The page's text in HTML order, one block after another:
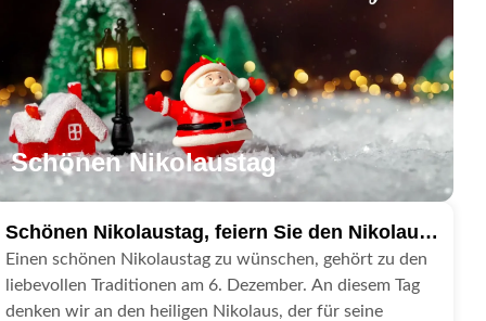
Schönen Nikolaustag
Schönen Nikolaustag, feiern Sie den Nikolaus
mit Grüßen im Bild
Einen schönen Nikolaustag zu wünschen, gehört zu den
liebevollen Traditionen am 6. Dezember. An diesem Tag
denken wir an den heiligen Nikolaus, der für seine